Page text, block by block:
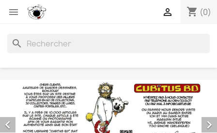
 shopping_cart (0)

search
 